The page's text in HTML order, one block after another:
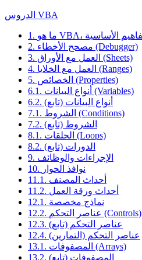
الدروس VBA
2. مصحح الأخطاء (Debugger)
3. العمل مع الأوراق (Sheets)
4. العمل مع الخلايا (Ranges)
5. الخصائص (Properties)
6.1. أنواع البيانات (Variables)
6.2. أنواع البيانات (تابع)
7.1. الشروط (Conditions)
7.2. الشروط (تابع)
8.1. الحلقات (Loops)
8.2. الدورات (تابع)
9. الإجراءات والوظائف
10. نوافذ الحوار
11.1. أحداث المصنف
11.2. أحداث ورقة العمل
12.1. نماذج مخصصة
12.2. عناصر التحكم (Controls)
12.3. عناصر التحكم (تابع)
12.4. عناصر التحكم (التمارين)
13.1. المصفوفات (Arrays)
13.2. المصفوفات (تابع)